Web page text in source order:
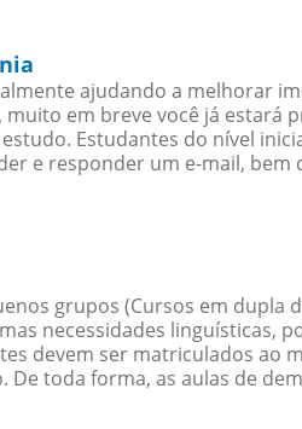
ajudando a melhorar
em breve você já
Estudantes do nível
e responder um e-mail, bem
grupos (Cursos em dupla
necessidades linguísticas,
devem ser matriculados ao
toda forma, as aulas de